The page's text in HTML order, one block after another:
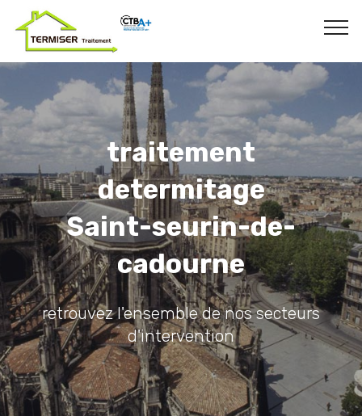
traitement
determitage
Saint-seurin-de-
cadourne
retrouvez l'ensemble de nos secteurs
d'intervention